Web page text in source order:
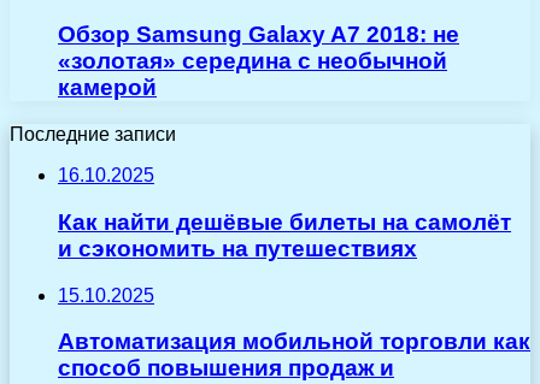
Обзор Samsung Galaxy A7 2018: не
«золотая» середина с необычной
камерой
Последние записи
16.10.2025
Как найти дешёвые билеты на самолёт
и сэкономить на путешествиях
15.10.2025
Автоматизация мобильной торговли как
способ повышения продаж и